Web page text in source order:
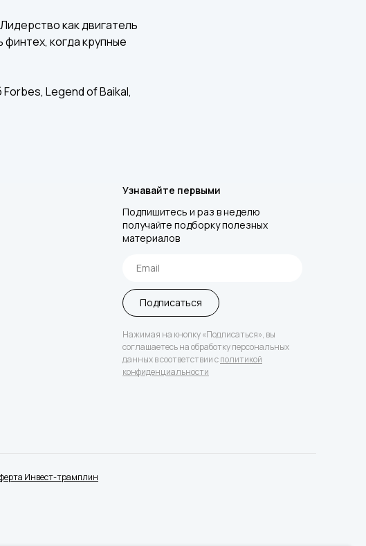
как двигатель
когда крупные
Legend of Baikal,
Узнавайте первыми
Подпишитесь и раз в неделю
получайте подборку полезных
материалов
Подписаться
Нажимая на кнопку «Подписаться», вы
соглашаетесь на обработку персональных
данных в соответствии сполитикой
конфиденциальности
Инвест-трамплин